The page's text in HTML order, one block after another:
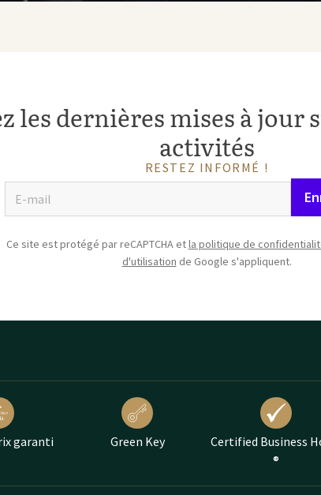
les dernières mises à jour
activités
RESTEZ INFORMÉ !
Ce site est protégé par reCAPTCHA etla politique de
d'utilisation de Google s'appliquent.
garanti Green Key
Certified Business
®